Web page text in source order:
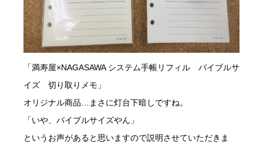
「満寿屋×NAGASAWA システム手帳リフィル バイブルサ
イズ 切り取りメモ」
オリジナル商品…まさに灯台下暗しですね。
「いや、バイブルサイズやん」
というお声があると思いますので説明させていただきま